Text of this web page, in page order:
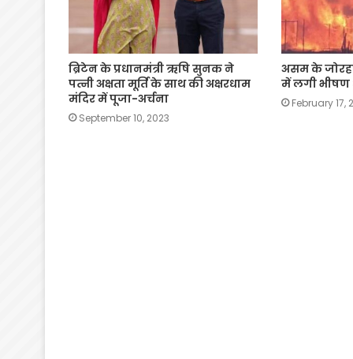
ब्रिटेन के प्रधानमंत्री ऋषि सुनक ने
पत्नी अक्षता मूर्ति के साथ की अक्षरधाम
मंदिर में पूजा-अर्चना
September 10, 2023
असम के
में लगी
February 17,